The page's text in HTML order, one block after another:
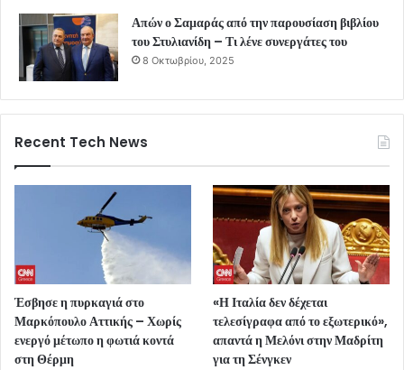
Απών ο Σαμαράς από την παρουσίαση βιβλίου
του Στυλιανίδη – Τι λένε συνεργάτες του
8 Οκτωβρίου, 2025
Recent Tech News
Έσβησε η πυρκαγιά στο
Μαρκόπουλο Αττικής – Χωρίς
ενεργό μέτωπο η φωτιά κοντά
στη Θέρμη
«Η Ιταλία δεν δέχεται
τελεσίγραφα από το εξωτερικό»,
απαντά η Μελόνι στην Μαδρίτη
για τη Σένγκεν